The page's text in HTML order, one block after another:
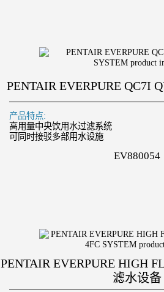
PENTAIR EVERPURE QC7I
产品特点:
高用量中央饮用水过滤系统
可同时接驳多部用水设施
EV880054
PENTAIR EVERPURE HIGH
滤水设备